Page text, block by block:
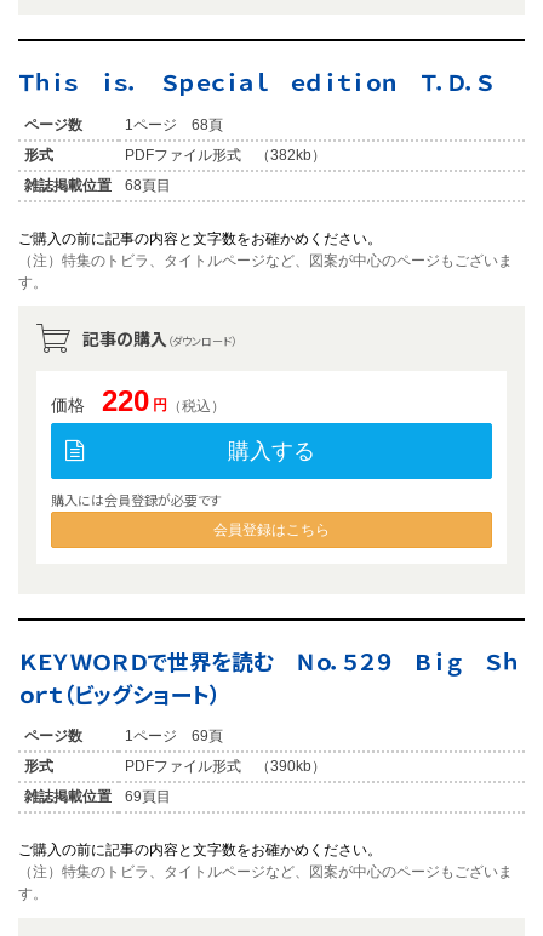
Ｔｈｉｓ ｉｓ． Ｓｐｅｃｉａｌ ｅｄｉｔｉｏｎ Ｔ．Ｄ．Ｓ
ページ数
1ページ 68頁
形式
PDFファイル形式 （382kb）
雑誌掲載位置
68頁目
ご購入の前に記事の内容と文字数をお確かめください。
（注）特集のトビラ、タイトルページなど、図案が中心のページもございま
す。
記事の購入 （ダウンロード）
価格 220 円 （税込）
購入する
購入には会員登録が必要です
会員登録はこちら
ＫＥＹＷＯＲＤで世界を読む Ｎｏ．５２９ Ｂｉｇ Ｓｈ
ｏｒｔ（ビッグショート）
ページ数
1ページ 69頁
形式
PDFファイル形式 （390kb）
雑誌掲載位置
69頁目
ご購入の前に記事の内容と文字数をお確かめください。
（注）特集のトビラ、タイトルページなど、図案が中心のページもございま
す。